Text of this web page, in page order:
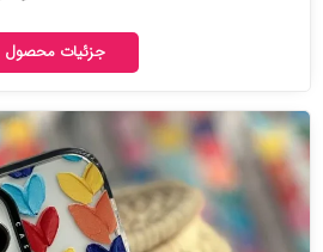
جزئیات محصول